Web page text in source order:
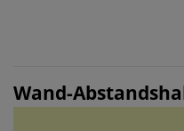
Wand-